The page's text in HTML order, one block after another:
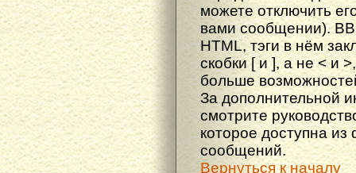
можете отключить
вами сообщении).
HTML, тэги в нём
скобки [ и ], а не < и
больше
За дополнительной
смотрите
которое доступна
сообщений.
Вернуться к началу